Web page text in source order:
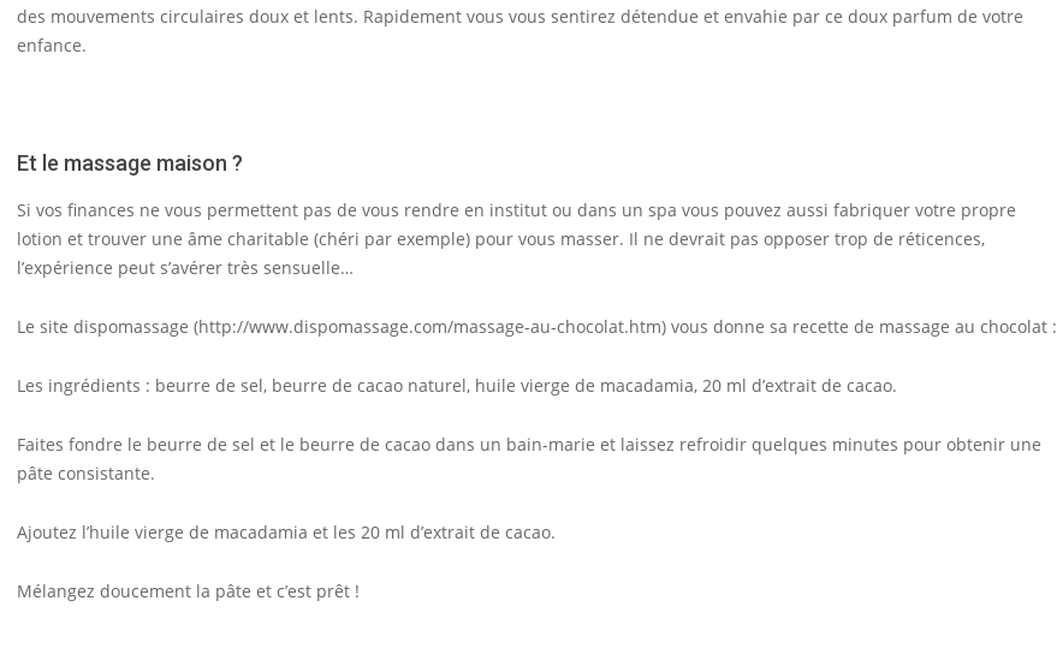
des mouvements circulaires doux et lents. Rapidement vous vous sentirez détendue et envahie par ce doux parfum de votre
enfance.
Et le massage maison ?
Si vos finances ne vous permettent pas de vous rendre en institut ou dans un spa vous pouvez aussi fabriquer votre propre
lotion et trouver une âme charitable (chéri par exemple) pour vous masser. Il ne devrait pas opposer trop de réticences,
l’expérience peut s’avérer très sensuelle…
Le site dispomassage (http://www.dispomassage.com/massage-au-chocolat.htm) vous donne sa recette de massage au chocolat :
Les ingrédients : beurre de sel, beurre de cacao naturel, huile vierge de macadamia, 20 ml d’extrait de cacao.
Faites fondre le beurre de sel et le beurre de cacao dans un bain-marie et laissez refroidir quelques minutes pour obtenir une
pâte consistante.
Ajoutez l’huile vierge de macadamia et les 20 ml d’extrait de cacao.
Mélangez doucement la pâte et c’est prêt !